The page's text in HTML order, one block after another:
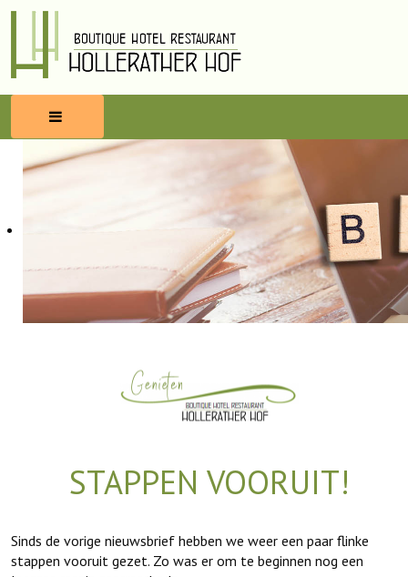
HOME
WELLNESS
STAPPEN VOORUIT!
Sinds de vorige nieuwsbrief hebben we weer een paar flinke
stappen vooruit gezet. Zo was er om te beginnen nog een